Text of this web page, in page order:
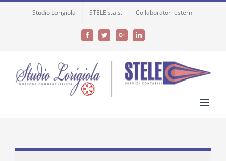
Studio Lorigiola STELE s.a.s. Collaboratori esterni
FacebookTwitterGoogle+LinkedIn